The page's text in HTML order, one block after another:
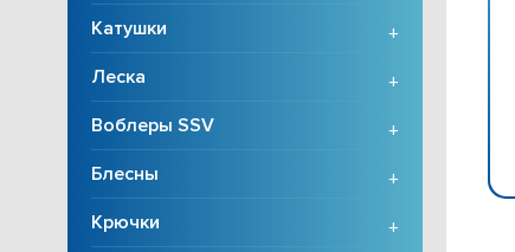
Катушки
+
Леска
+
Воблеры SSV
+
Блесны
+
Крючки
+